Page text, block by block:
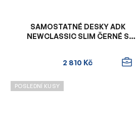
SAMOSTATNÉ DESKY ADK
NEWCLASSIC SLIM ČERNÉ S
2 810 Kč
POSLEDNÍ KUSY